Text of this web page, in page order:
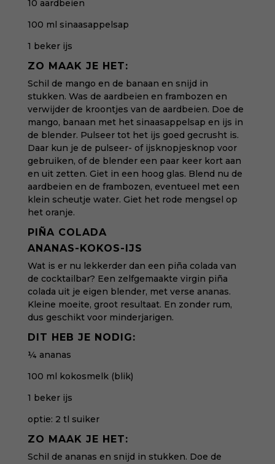
10 aardbeien
100 ml sinaasappelsap
1 beker ijs
ZO MAAK JE HET:
Schil de mango en de banaan en snijd in
stukken. Was de aardbeien en frambozen en
verwijder de kroontjes van de aardbeien. Doe de
mango, banaan met het sinaasappelsap en ijs in
de blender. Pulseer tot het ijs goed gecrusht is.
Daar kun je de pulseer- of ijsknopjesknop voor
gebruiken, of de blender een paar keer kort aan
en uit zetten. Giet in een hoog glas. Blend nu de
aardbeien en de frambozen, eventueel met een
klein scheutje water. Giet het rode mengsel op
het oranje.
PIÑA COLADA
ANANAS-KOKOS-IJS
Wat is er nu lekkerder dan een piña colada van
de cocktailbar? Een zelfgemaakte virgin piña
colada uit je eigen blender, met verse ananas.
Kleine moeite, groot resultaat. En zonder rum,
dus geschikt voor minderjarigen.
DIT HEB JE NODIG:
¼ ananas
100 ml kokosmelk (blik)
1 beker ijs
optie: 2 tl suiker
ZO MAAK JE HET:
Schil de ananas en snijd in stukken. Doe de